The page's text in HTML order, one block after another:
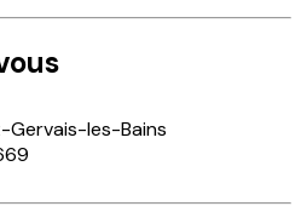
Gervais-les-Bains